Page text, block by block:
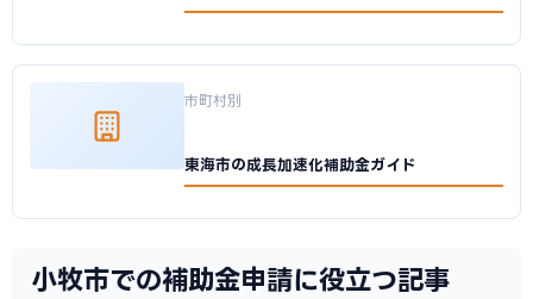
市町村別
東海市の成長加速化補助金ガイド
小牧市での補助金申請に役立つ記事